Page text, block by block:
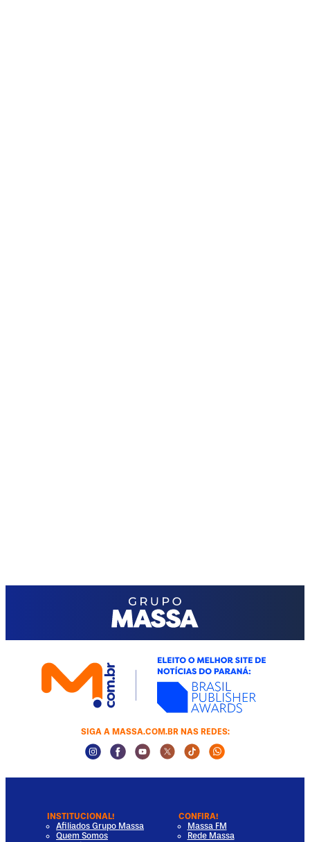
SIGA A MASSA.COM.BR NAS REDES:
Instagram Social Media
Facebook Social Media
Youtube Social Media
Twitter Social Media
Tiktok Social Media
Whatsapp
INSTITUCIONAL!
Afiliados Grupo Massa
Quem Somos
CONFIRA!
Massa FM
Rede Massa